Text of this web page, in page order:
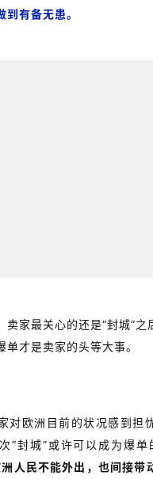
有备无患。
卖家最关心的还是“封城”之
单才是卖家的头等大事。
对欧洲目前的状况感到担
“封城”或许可以成为爆单
人民不能外出，也间接带